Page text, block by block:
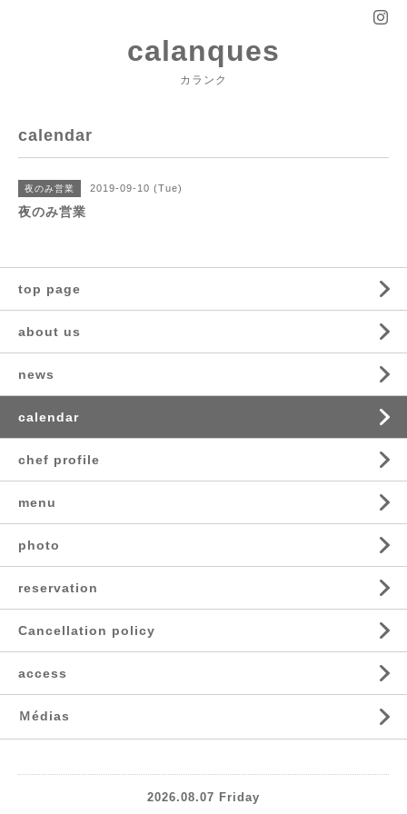
calanques
カランク
calendar
夜のみ営業 2019-09-10 (Tue)
夜のみ営業
top page
about us
news
calendar
chef profile
menu
photo
reservation
Cancellation policy
access
Ｍédias
2026.08.07 Friday